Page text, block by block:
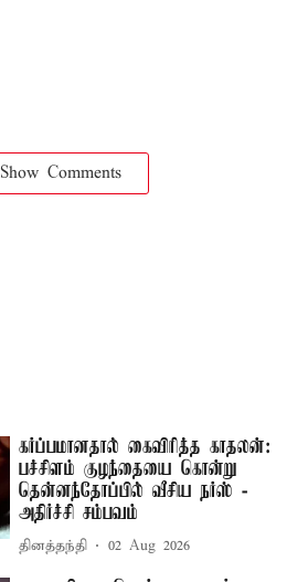
Show Comments
கர்ப்பமானதால் கைவிரித்த காதலன்:
பச்சிளம் குழந்தையை கொன்று
தென்னந்தோப்பில் வீசிய நர்ஸ் -
அதிர்ச்சி சம்பவம்
தினத்தந்தி 02 Aug 2026